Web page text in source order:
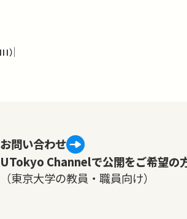
）
お問い合わせ
UTokyo Channelで公開をご希望の
（東京大学の教員・職員向け）